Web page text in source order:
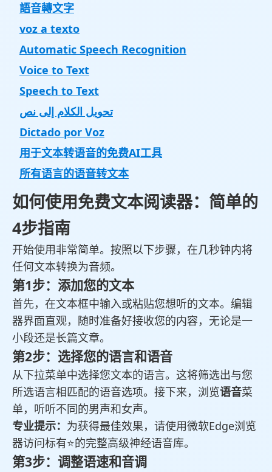
語音轉文字
voz a texto
Automatic Speech Recognition
Voice to Text
Speech to Text
تحويل الكلام إلى نص
Dictado por Voz
用于文本转语音的免费AI工具
所有语言的语音转文本
如何使用免费文本阅读器：简单的
4步指南
开始使用非常简单。按照以下步骤，在几秒钟内将
任何文本转换为音频。
第1步：添加您的文本
首先，在文本框中输入或粘贴您想听的文本。编辑
器界面直观，随时准备好接收您的内容，无论是一
小段还是长篇文章。
第2步：选择您的语言和语音
从下拉菜单中选择您文本的语言。这将筛选出与您
所选语言相匹配的语音选项。接下来，浏览语音菜
单，听听不同的男声和女声。
专业提示： 为获得最佳效果，请使用微软Edge浏览
器访问标有⭐的完整高级神经语音库。
第3步：调整语速和音调